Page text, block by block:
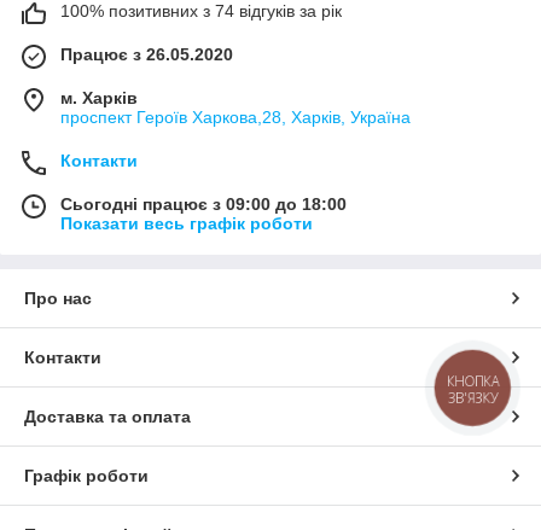
100% позитивних з 74 відгуків за рік
Працює з 26.05.2020
м. Харків
проспект Героїв Харкова,28, Харків, Україна
Контакти
Сьогодні працює з 09:00 до 18:00
Показати весь графік роботи
Про нас
Контакти
Доставка та оплата
Графік роботи
КНОПКА
ЗВ'ЯЗКУ